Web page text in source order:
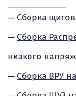
Сборка
Сборка
низкого
Сборка ВРУ